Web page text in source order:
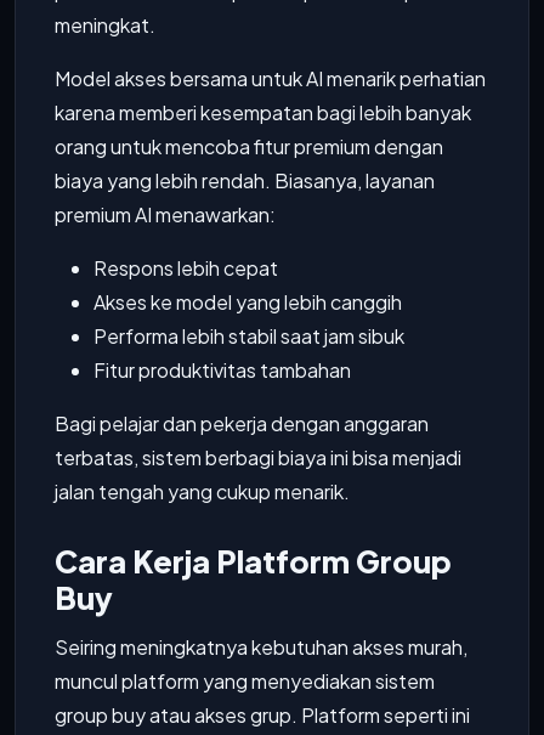
meningkat.
Model akses bersama untuk AI menarik perhatian
karena memberi kesempatan bagi lebih banyak
orang untuk mencoba fitur premium dengan
biaya yang lebih rendah. Biasanya, layanan
premium AI menawarkan:
Respons lebih cepat
Akses ke model yang lebih canggih
Performa lebih stabil saat jam sibuk
Fitur produktivitas tambahan
Bagi pelajar dan pekerja dengan anggaran
terbatas, sistem berbagi biaya ini bisa menjadi
jalan tengah yang cukup menarik.
Cara Kerja Platform Group
Buy
Seiring meningkatnya kebutuhan akses murah,
muncul platform yang menyediakan sistem
group buy atau akses grup. Platform seperti ini